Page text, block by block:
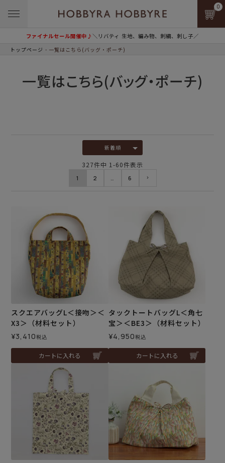
ファイナルセール開催中♪＼リバティ 生地、編み物、刺繍、刺し子／
0
トップページ 一覧はこちら(バッグ・ポーチ)
一覧はこちら(バッグ・ポーチ)
新着順
327件中 1 -60件表示
1 2 6
スクエアバッグL＜接吻＞＜
X3＞（材料セット）
¥3,410税込
カートに入れる
タックトートバッグL＜角七
宝＞＜BE3＞（材料セット）
¥4,950税込
カートに入れる